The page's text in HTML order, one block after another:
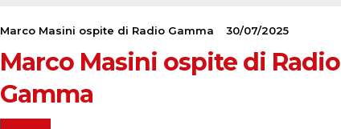
Marco Masini ospite di Radio Gamma 30/07/2025
Marco Masini ospite di Radio
Gamma